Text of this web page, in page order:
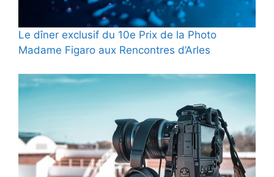
Le dîner exclusif du 10e Prix de la Photo
Madame Figaro aux Rencontres d’Arles